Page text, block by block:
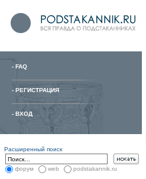
- FAQ
- РЕГИСТРАЦИЯ
- ВХОД
Расширенный поиск
форум web podstakannik.ru